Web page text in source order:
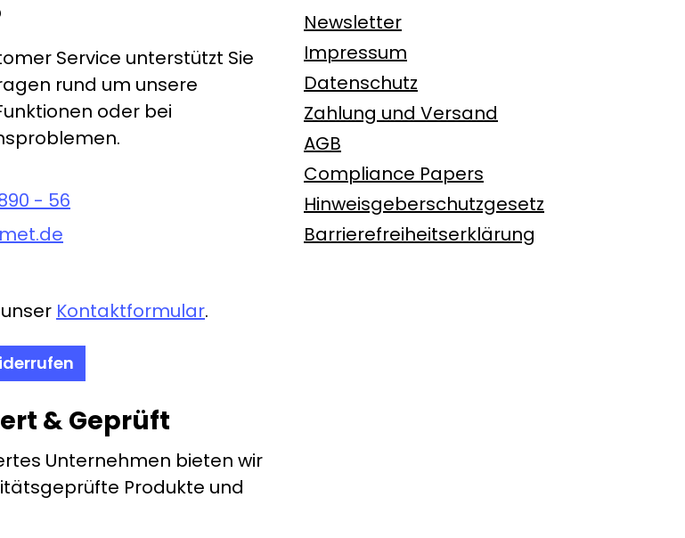
Service unterstützt Sie
rund um unsere
oder bei
- 56
Kontaktformular.
& Geprüft
Unternehmen bieten wir
Produkte und
Newsletter
Impressum
Datenschutz
Zahlung und Versand
AGB
Compliance Papers
Hinweisgeberschutzgesetz
Barrierefreiheitserklärung